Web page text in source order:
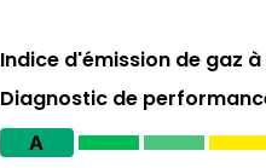
Indice d'émission de gaz
Diagnostic de
A